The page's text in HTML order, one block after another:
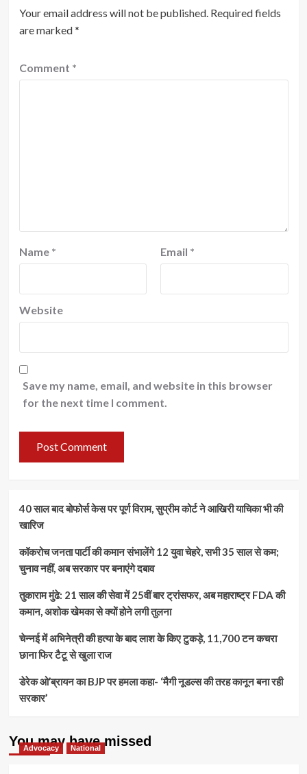
Your email address will not be published. Required fields
are marked*
Comment *
Name * Email *
Website
Save my name, email, and website in this browser
for the next time I comment.
40 साल बाद बोफोर्स केस पर पूर्ण विराम, सुप्रीम कोर्ट ने आखिरी याचिका भी की
खारिज
कॉकरोच जनता पार्टी की कमान संभालेंगे 12 युवा चेहरे, सभी 35 साल से कम;
चुनाव नहीं, अब सरकार पर बनाएंगे दबाव
तुकाराम मुंढे: 21 साल की सेवा में 25वीं बार ट्रांसफर, अब महाराष्ट्र FDA की
कमान, अशोक खेमका से क्यों होने लगी तुलना
चेन्नई में अभिनेत्री की हत्या के बाद लाश के किए टुकड़े, 11,700 टन कचरा
छाना फिर टैटू से खुला राज
डेरेक ओ’ब्रायन का BJP पर हमला कहा- ‘मैगी नूडल्स की तरह कानून बना रही
सरकार’
You may have missed
Advocacy National